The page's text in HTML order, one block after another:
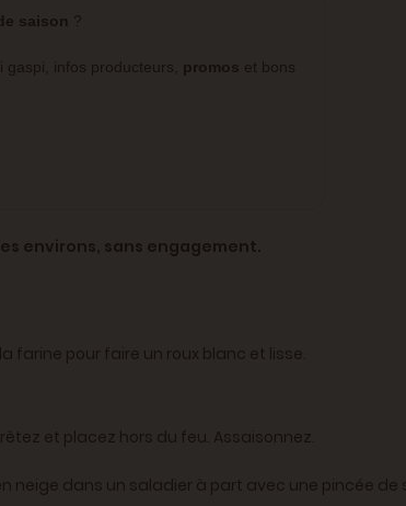
saison ?
infos producteurs, promos et bons
environs, sans engagement.
farine pour faire un roux blanc et lisse.
et placez hors du feu. Assaisonnez.
neige dans un saladier à part avec une pincée de